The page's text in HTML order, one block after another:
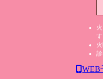
す
WEB